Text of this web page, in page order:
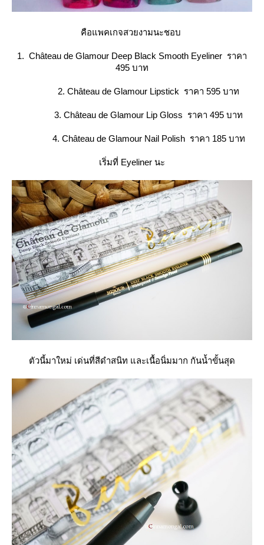
คือแพคเกจสวยงามนะชอบ
1. Château de Glamour Deep Black Smooth Eyeliner ราคา
495 บาท
2. Château de Glamour Lipstick ราคา 595 บาท
3. Château de Glamour Lip Gloss ราคา 495 บาท
4. Château de Glamour Nail Polish ราคา 185 บาท
เริ่มที่ Eyeliner นะ
ตัวนี้มาใหม่ เด่นที่สีดำสนิท และเนื้อนิ่มมาก กันน้ำขั้นสุด